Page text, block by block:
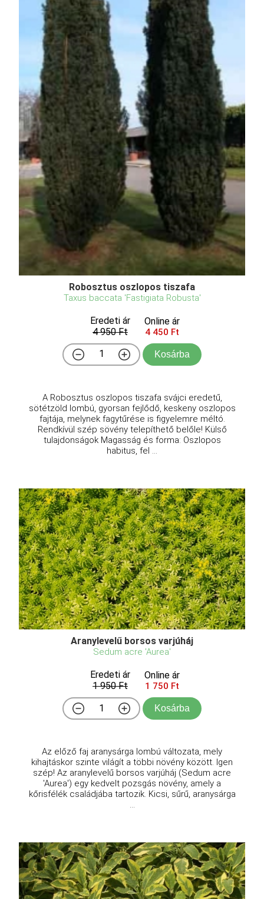
Robosztus oszlopos tiszafa
Taxus baccata 'Fastigiata Robusta'
Eredeti ár
4 950 Ft
Online ár
4 450 Ft
Kosárba
A Robosztus oszlopos tiszafa svájci eredetű,
sötétzöld lombú, gyorsan fejlődő, keskeny oszlopos
fajtája, melynek fagytűrése is figyelemre méltó.
Rendkívül szép sövény telepíthető belőle! Külső
tulajdonságok Magasság és forma: Oszlopos
habitus, fel ...
Aranylevelű borsos varjúháj
Sedum acre 'Aurea'
Eredeti ár
1 950 Ft
Online ár
1 750 Ft
Kosárba
Az előző faj aranysárga lombú változata, mely
kihajtáskor szinte világít a többi növény között. Igen
szép! Az aranylevelű borsos varjúháj (Sedum acre
'Aurea') egy kedvelt pozsgás növény, amely a
kőrisfélék családjába tartozik. Kicsi, sűrű, aranysárga
...